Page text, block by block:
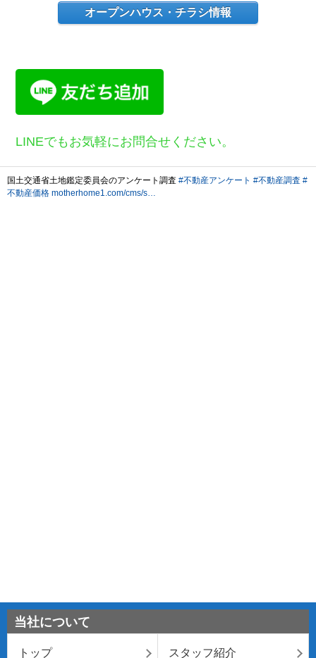
オープンハウス・チラシ情報
LINEでもお気軽にお問合せください。
当社について
トップ スタッフ紹介